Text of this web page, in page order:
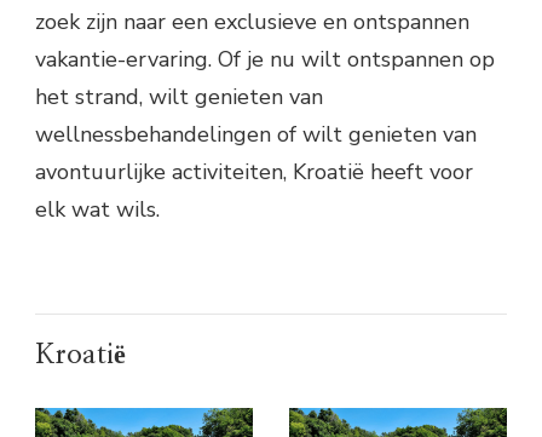
zoek zijn naar een exclusieve en ontspannen
vakantie-ervaring. Of je nu wilt ontspannen op
het strand, wilt genieten van
wellnessbehandelingen of wilt genieten van
avontuurlijke activiteiten, Kroatië heeft voor
elk wat wils.
Kroatië